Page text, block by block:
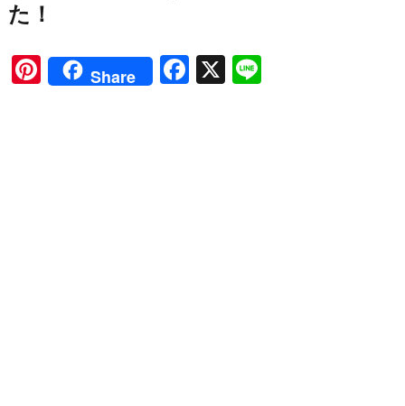
た！
Pinterest
Share Facebook
X